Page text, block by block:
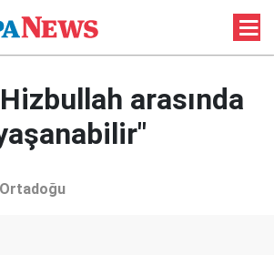
arasında
Ortadoğu